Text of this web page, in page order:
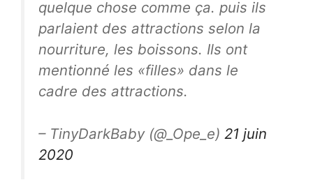
quelque chose comme ça. puis ils
parlaient des attractions selon la
nourriture, les boissons. Ils ont
mentionné les «filles» dans le
cadre des attractions.
– TinyDarkBaby (@_Ope_e) 21 juin
2020